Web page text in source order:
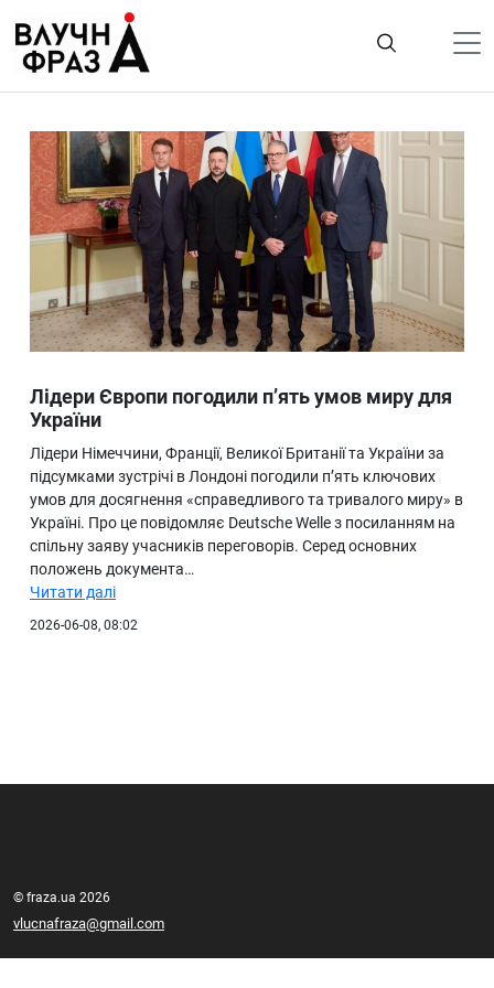
содержимому
Гроші
Життя
Лайфстайл
ТехноНаука
Людина
Ukraine
Про нас
Лідери Європи погодили п’ять умов миру для
України
Лідери Німеччини, Франції, Великої Британії та України за
підсумками зустрічі в Лондоні погодили п’ять ключових
умов для досягнення «справедливого та тривалого миру» в
Україні. Про це повідомляє Deutsche Welle з посиланням на
спільну заяву учасників переговорів. Серед основних
положень документа…
Читати далі
2026-06-08, 08:02
© fraza.ua 2026
vlucnafraza@gmail.com